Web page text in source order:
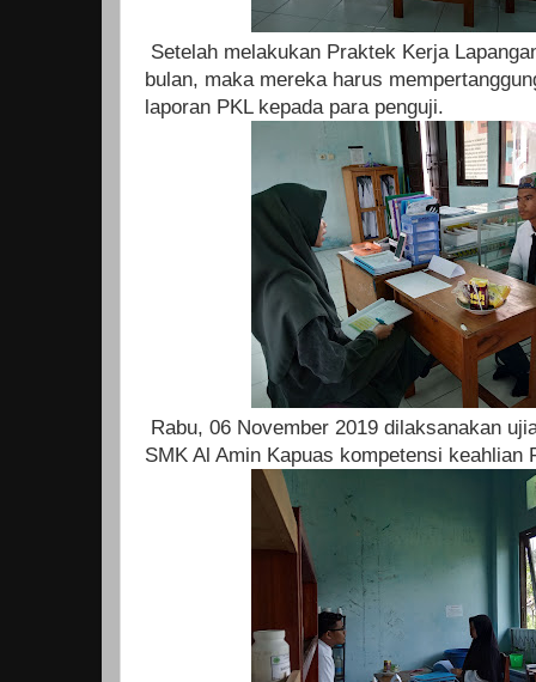
Setelah melakukan Praktek Kerja
bulan, maka mereka harus
laporan PKL kepada para penguji.
Rabu, 06 November 2019 dilaksanakan
SMK Al Amin Kapuas kompetensi keahlian